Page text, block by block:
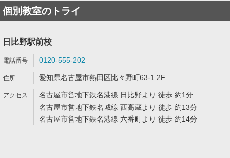
個別教室のトライ
日比野駅前校
0120-555-202
愛知県名古屋市熱田区比々野町63-1 2F
名古屋市営地下鉄名港線 日比野より 徒歩 約1分
名古屋市営地下鉄名城線 西高蔵より 徒歩 約13分
名古屋市営地下鉄名港線 六番町より 徒歩 約14分